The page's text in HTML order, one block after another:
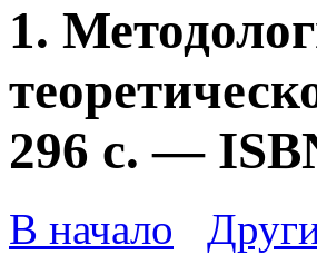
1.
296 с. —
В начало